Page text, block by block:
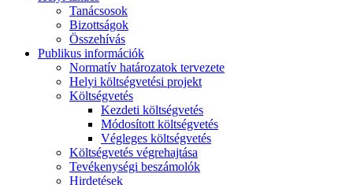
Tanácsosok
Bizottságok
Összehívás
Publikus információk
Normatív határozatok tervezete
Helyi költségvetési projekt
Költségvetés
Kezdeti költségvetés
Módosított költségvetés
Végleges költségvetés
Költségvetés végrehajtása
Tevékenységi beszámolók
Hirdetések